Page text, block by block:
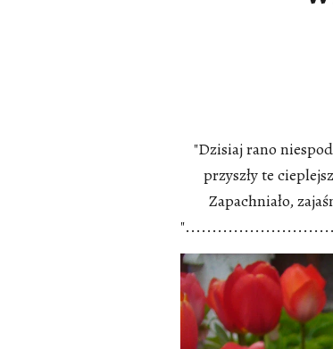
"Dzisiaj rano
przyszły te
Zapachniało,